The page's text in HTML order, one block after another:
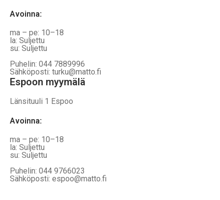
Avoinna:
ma – pe: 10–18
la: Suljettu
su: Suljettu
Puhelin: 044 7889996
Sähköposti: turku@matto.fi
Espoon myymälä
Länsituuli 1 Espoo
Avoinna:
ma – pe: 10–18
la: Suljettu
su: Suljettu
Puhelin: 044 9766023
Sähköposti: espoo@matto.fi